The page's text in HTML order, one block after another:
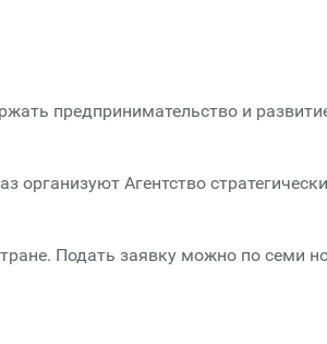
предпринимательство и
организуют Агентство
Подать заявку можно по семи